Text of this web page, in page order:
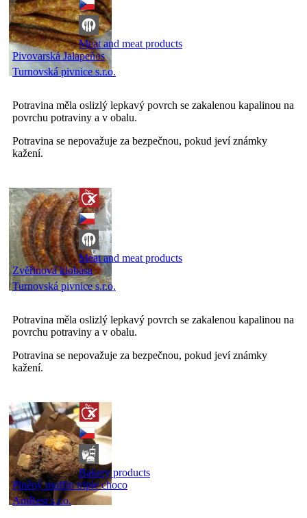
Meat and meat products
Pivovarská Jalapeňos
Turnovská pivnice s.r.o.
Potravina měla oslizlý lepkavý povrch se zakalenou kapalinou na
povrchu potraviny a v obalu.
Potravina se nepovažuje za bezpečnou, pokud jeví známky
kažení.
Meat and meat products
Zvěřinová klobása
Turnovská pivnice s.r.o.
Potravina měla oslizlý lepkavý povrch se zakalenou kapalinou na
povrchu potraviny a v obalu.
Potravina se nepovažuje za bezpečnou, pokud jeví známky
kažení.
Bakery products
Plněný muffin triple choco
AmRest s.r.o.